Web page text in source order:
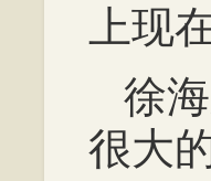
上现
徐
很大